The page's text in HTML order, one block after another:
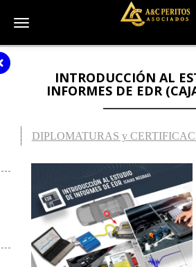
Toggle navigation
INTRODUCCIÓN AL
INFORMES DE EDR
DIPLOMATURAS y